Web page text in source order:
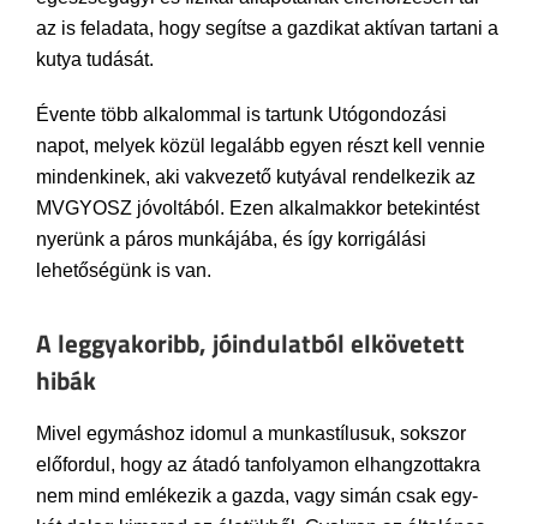
az is feladata, hogy segítse a gazdikat aktívan tartani a
kutya tudását.
Évente több alkalommal is tartunk Utógondozási
napot, melyek közül legalább egyen részt kell vennie
mindenkinek, aki vakvezető kutyával rendelkezik az
MVGYOSZ jóvoltából. Ezen alkalmakkor betekintést
nyerünk a páros munkájába, és így korrigálási
lehetőségünk is van.
A leggyakoribb, jóindulatból elkövetett
hibák
Mivel egymáshoz idomul a munkastílusuk, sokszor
előfordul, hogy az átadó tanfolyamon elhangzottakra
nem mind emlékezik a gazda, vagy simán csak egy-